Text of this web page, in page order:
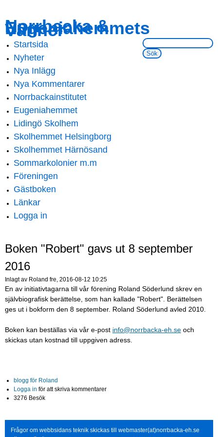
main
content
navigation
Norrbacka &
Eugeniahemmets
Vänner
Sök på webbsidan:
Main menu
Startsida
Nyheter
Nya Inlägg
Nya Kommentarer
Norrbackainstitutet
Eugeniahemmet
Lidingö Skolhem
Skolhemmet Helsingborg
Skolhemmet Härnösand
Sommarkolonier m.m
Föreningen
Gästboken
Länkar
Logga in
Boken "Robert" gavs ut 8 september
2016
Inlagt av Roland fre, 2016-08-12 10:25
En av initiativtagarna till vår förening Roland Söderlund skrev en
självbiografisk berättelse, som han kallade "Robert". Berättelsen
ges ut i bokform den 8 september. Roland Söderlund avled 2010.
Boken kan beställas via vår e-post info@norrbacka-eh.se och
skickas utan kostnad till uppgiven adress.
blogg för Roland
Logga in för att skriva kommentarer
3276 Besök
Frågor om webbsidans teknik skickas till webmaster(at)norrbacka-eh.se